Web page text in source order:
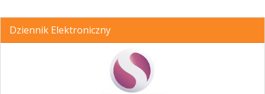
Dziennik Elektroniczny